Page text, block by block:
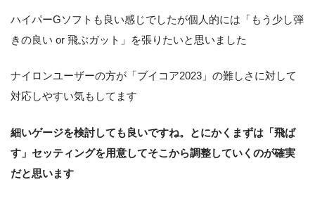
ハイパーGソフトも良い感じでしたが個人的には「もう少し弾
きの良い or 飛ぶガット」を張りたいと思いました
ナイロンユーザーの方が「ブイコア2023」の難しさに対して
対応しやすい気もしてます
細いゲージを検討しても良いですね。とにかくまずは「飛ば
す」セッティングを用意してそこから調整していくのが確実
だと思います